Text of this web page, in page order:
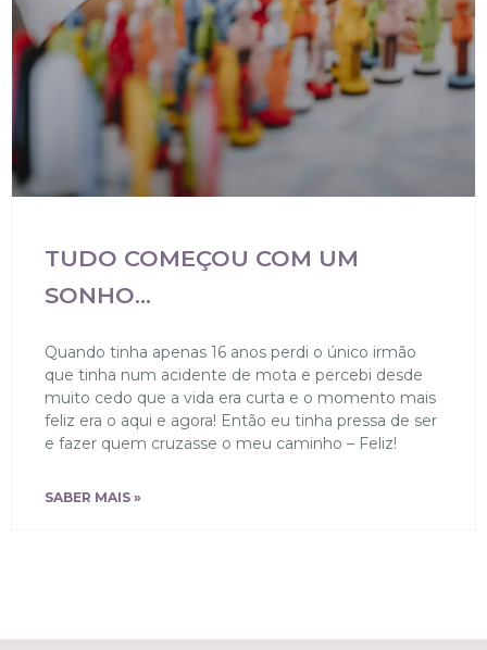
TUDO COMEÇOU COM UM
SONHO…
Quando tinha apenas 16 anos perdi o único irmão
que tinha num acidente de mota e percebi desde
muito cedo que a vida era curta e o momento mais
feliz era o aqui e agora! Então eu tinha pressa de ser
e fazer quem cruzasse o meu caminho – Feliz!
SABER MAIS »